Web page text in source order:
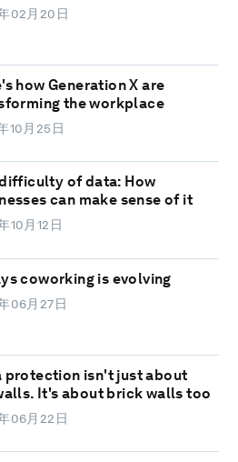
02月20日
how Generation X are
the workplace
10月25日
of data: How
can make sense of it
10月12日
coworking is evolving
06月27日
protection isn't just about
It's about brick walls too
06月22日